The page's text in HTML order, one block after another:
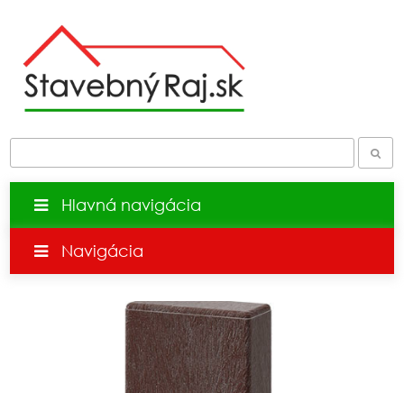
Hlavná navigácia
Navigácia